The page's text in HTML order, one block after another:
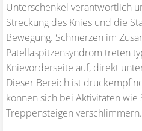
Unterschenkel verantwortlich
Streckung des Knies und die
Bewegung. Schmerzen im
Patellaspitzensyndrom treten
Knievorderseite auf, direkt
Dieser Bereich ist
können sich bei Aktivitäten wie
Treppensteigen verschlimmern.